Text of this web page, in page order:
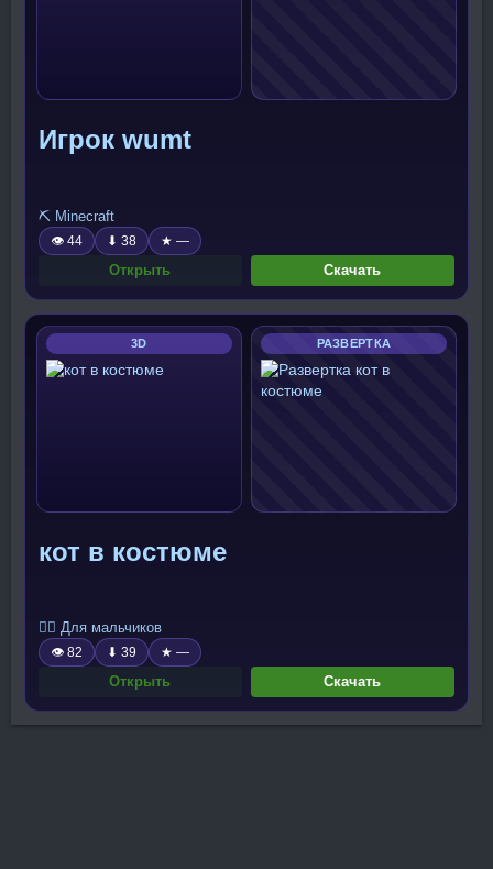
Игрок wumt
⛏️ Minecraft
👁 44 ⬇ 38 ★ —
Открыть Скачать
3D РАЗВЕРТКА
кот в костюме
🧍‍♂️ Для мальчиков
👁 82 ⬇ 39 ★ —
Открыть Скачать